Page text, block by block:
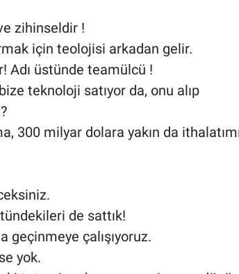
zihinseldir !
için teolojisi arkadan gelir.
Adı üstünde teamülcü !
teknoloji satıyor da, onu alıp
300 milyar dolara yakın da
de sattık!
geçinmeye çalışıyoruz.
yok.